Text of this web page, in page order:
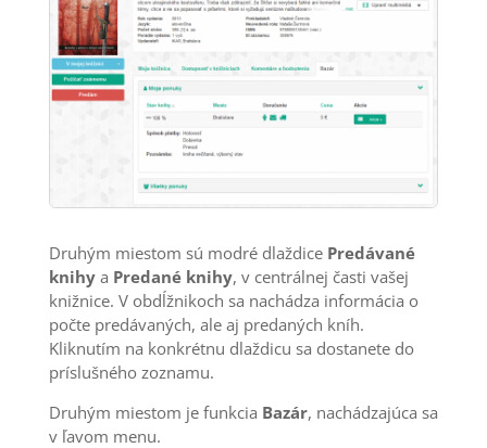
Druhým miestom sú modré dlaždice Predávané
knihya Predané knihy, v centrálnej časti vašej
knižnice. V obdĺžnikoch sa nachádza informácia o
počte predávaných, ale aj predaných kníh.
Kliknutím na konkrétnu dlaždicu sa dostanete do
príslušného zoznamu.
Druhým miestom je funkcia Bazár, nachádzajúca sa
v ľavom menu.